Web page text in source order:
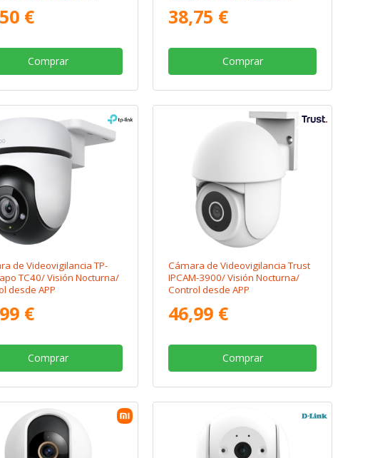
€
Comprar
38,75 €
Comprar
de Videovigilancia TP-
TC40/ Visión Nocturna/
desde APP
€
Comprar
Cámara de Videovigilancia Trust
IPCAM-3900/ Visión Nocturna/
Control desde APP
46,99 €
Comprar